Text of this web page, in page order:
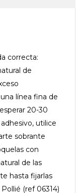
correcta:
de
línea fina de
20-30
utilice
sobrante
con
de las
hasta fijarlas
(ref 06314)